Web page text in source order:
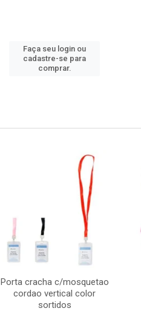
Faça seu login ou
cadastre-se para
comprar.
Porta cracha c/mosquetao
cordao vertical color
sortidos